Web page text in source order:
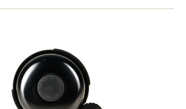
Steel bolt-on 28H
Steel bolt-on 28H
Steel